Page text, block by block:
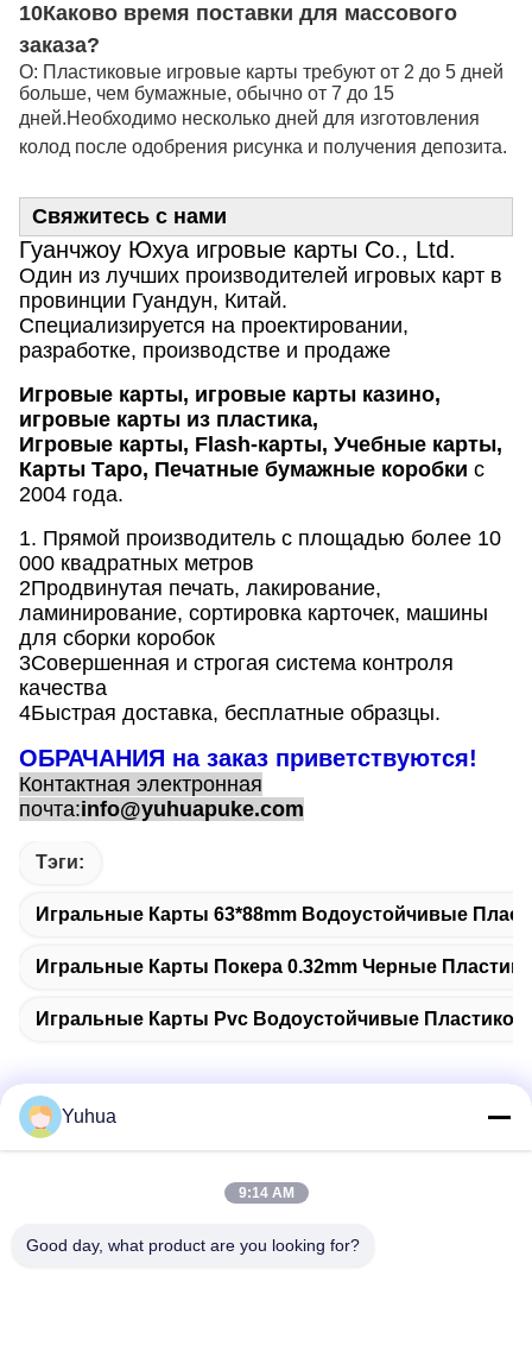
10Каково время поставки для массового
заказа?
О: Пластиковые игровые карты требуют от 2 до 5 дней
больше, чем бумажные, обычно от 7 до 15
дней.Необходимо несколько дней для изготовления
колод после одобрения рисунка и получения депозита.
Свяжитесь с нами
Гуанчжоу Юхуа игровые карты Co., Ltd.
Один из лучших производителей игровых карт в
провинции Гуандун, Китай.
Специализируется на проектировании,
разработке, производстве и продаже
Игровые карты, игровые карты казино,
игровые карты из пластика,
Игровые карты, Flash-карты, Учебные карты,
Карты Таро, Печатные бумажные коробки с
2004 года.
1. Прямой производитель с площадью более 10
000 квадратных метров
2Продвинутая печать, лакирование,
ламинирование, сортировка карточек, машины
для сборки коробок
3Совершенная и строгая система контроля
качества
4Быстрая доставка, бесплатные образцы.
ОБРАЧАНИЯ на заказ приветствуются!
Контактная электронная
почта:info@yuhuapuke.com
Тэги:
Игральные Карты 63*88mm Водоустойчивые
Игральные Карты Покера 0.32mm Черные
Игральные Карты Pvc Водоустойчивые
Guangdong Yuhua Playing Cards Co., Ltd. Добавить: No 26
Yuhua
9:14 AM
Good day, what product are you looking for?